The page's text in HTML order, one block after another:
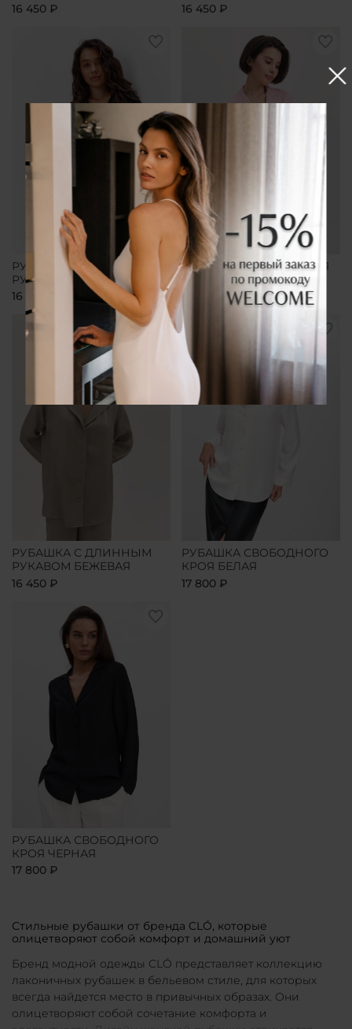
16 450 ₽
16 450 ₽
РУБАШКА С ДЛИННЫМ
РУКАВОМ ЧЕРНАЯ
16 450 ₽
РУБАШКА УДЛИНЕННАЯ
РОЗОВАЯ
16 450 ₽
РУБАШКА С ДЛИННЫМ
РУКАВОМ БЕЖЕВАЯ
16 450 ₽
РУБАШКА СВОБОДНОГО
КРОЯ БЕЛАЯ
17 800 ₽
РУБАШКА СВОБОДНОГО
КРОЯ ЧЕРНАЯ
17 800 ₽
Стильные рубашки от бренда CLÓ, которые
олицетворяют собой комфорт и домашний уют
Бренд модной одежды CLÓ представляет коллекцию
лаконичных рубашек в бельевом стиле, для которых
всегда найдется место в привычных образах. Они
олицетворяют собой сочетание комфорта и